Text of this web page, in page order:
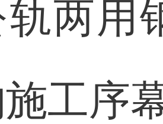
两用
工序